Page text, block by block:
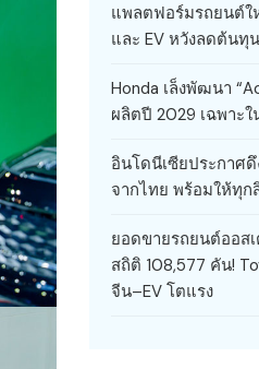
แพลตฟอร์มรถยนต์ใ
และ EV หวังลดต้นทุ
Honda เล็งพัฒนา
ผลิตปี 2029 เฉพาะใ
อินโดนีเซียประกาศ
จากไทย พร้อมให้ทุ
ยอดขายรถยนต์ออส
สถิติ 108,577 คัน!
จีน–EV โตแรง